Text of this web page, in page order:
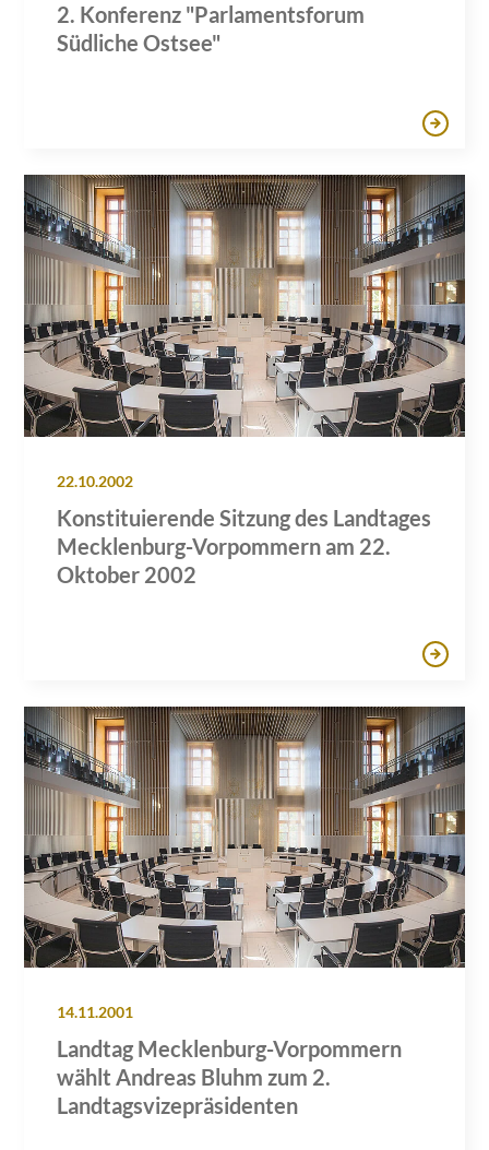
2. Konferenz "Parlamentsforum
Südliche Ostsee"
22.10.2002
Konstituierende Sitzung des Landtages
Mecklenburg-Vorpommern am 22.
Oktober 2002
14.11.2001
Landtag Mecklenburg-Vorpommern
wählt Andreas Bluhm zum 2.
Landtagsvizepräsidenten